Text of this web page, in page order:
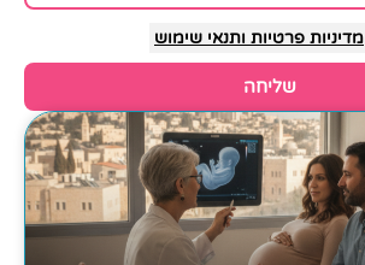
מדיניות פרטיות ותנאי שימוש
שליחה